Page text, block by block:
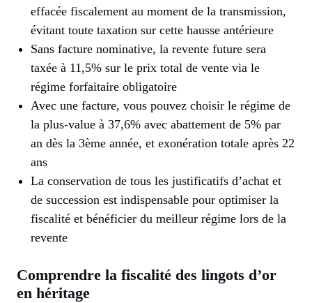
effacée fiscalement au moment de la transmission,
évitant toute taxation sur cette hausse antérieure
Sans facture nominative, la revente future sera
taxée à 11,5% sur le prix total de vente via le
régime forfaitaire obligatoire
Avec une facture, vous pouvez choisir le régime de
la plus-value à 37,6% avec abattement de 5% par
an dès la 3ème année, et exonération totale après 22
ans
La conservation de tous les justificatifs d’achat et
de succession est indispensable pour optimiser la
fiscalité et bénéficier du meilleur régime lors de la
revente
Comprendre la fiscalité des lingots d’or
en héritage